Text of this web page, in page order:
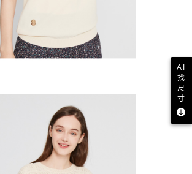
AI
找
尺
寸